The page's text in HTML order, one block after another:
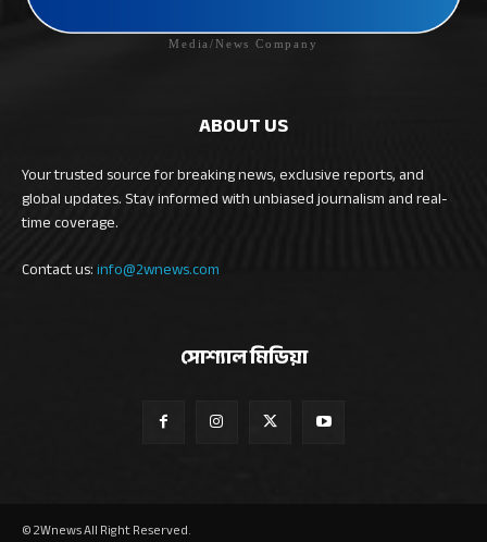
Media/News Company
ABOUT US
Your trusted source for breaking news, exclusive reports, and
global updates. Stay informed with unbiased journalism and real-
time coverage.
Contact us:info@2wnews.com
সোশ্যাল মিডিয়া
© 2Wnews All Right Reserved.